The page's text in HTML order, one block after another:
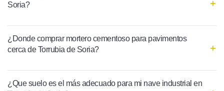
Soria?
¿Donde comprar mortero cementoso para pavimentos
cerca de Torrubia de Soria?
¿Que suelo es el más adecuado para mi nave industrial en